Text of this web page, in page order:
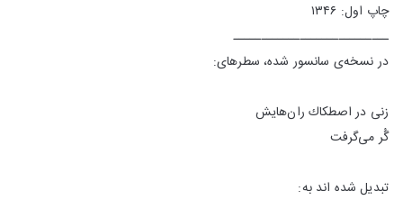
چاپ اول: ۱۳۴۶
ــــــــــــــــــــــــــــ
در نسخه‌ی سانسور شده، سطرهای:
زنی در اصطكاك ران‌‌هایش
گُر می‌گرفت
تبدیل شده اند به: